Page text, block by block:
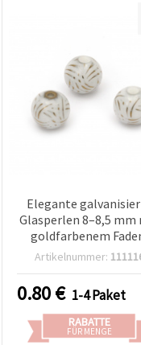
Elegante
Glasperlen 8–8,5 mm
goldfarbenem
Loch: 1,5 mm – perfekt
Perlenarbeiten & DIY-
Basteln – 5 Stück
Artikelnummer:
0.80€ 1-4 Paket
RABATTE
FÜR MENGE